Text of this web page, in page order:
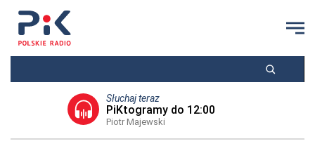
Słuchaj teraz
PiKtogramy do 12:00
Piotr Majewski